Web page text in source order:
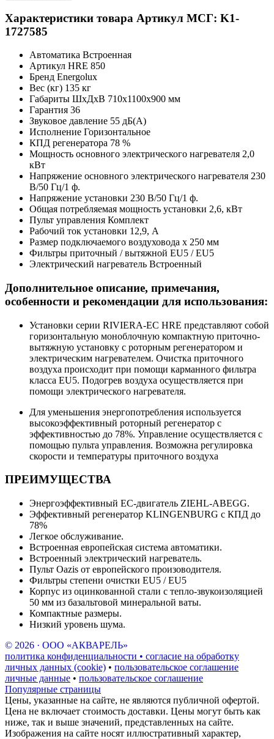
Характеристики товара Артикул МСГ: K1-
1727585
Автоматика Встроенная
Артикул HRE 850
Бренд Energolux
Вес (кг) 135 кг
Габариты ШхДхВ 710х1100х900 мм
Гарантия 36
Звуковое давление 55 дБ(А)
Исполнение Горизонтальное
КПД регенератора 78 %
Мощность основного электрического нагревателя 2,0
кВт
Напряжение основного электрического нагревателя 230
В/50 Гц/1 ф.
Напряжение установки 230 В/50 Гц/1 ф.
Общая потребляемая мощность установки 2,6, кВт
Пульт управления Комплект
Рабочий ток установки 12,9, А
Размер подключаемого воздуховода х 250 мм
Фильтры приточный / вытяжной EU5 / EU5
Электрический нагреватель Встроенный
Дополнительное описание, примечания,
особенности и рекомендации для использования:
Установки серии RIVIERA-EC HRE представляют собой
горизонтальную моноблочную компактную приточно-
вытяжную установку с роторным регенератором и
электрическим нагревателем. Очистка приточного
воздуха происходит при помощи карманного фильтра
класса EU5. Подогрев воздуха осуществляется при
помощи электрического нагревателя.
Для уменьшения энергопотребления используется
высокоэффективный роторный регенератор с
эффективностью до 78%. Управление осуществляется с
помощью пульта управления. Возможна регулировка
скорости и температуры приточного воздуха
ПРЕИМУЩЕСТВА
Энергоэффективный EC-двигатель ZIEHL-ABEGG.
Эффективный регенератор KLINGENBURG с КПД до
78%
Легкое обслуживание.
Встроенная европейская система автоматики.
Встроенный электрический нагреватель.
Пульт Oazis от европейского произоводителя.
Фильтры степени очистки EU5 / EU5
Корпус из оцинкованной стали с тепло-звукоизоляцией
50 мм из базальтовой минеральной ваты.
Компактные размеры.
Низкий уровень шума.
© 2026 · ООО «АКВАРЕЛЬ»
политика конфиденциальности • согласие на обработку
личных данных (cookie) • пользовательское соглашение
личные данные • пользовательское соглашение
Популярные страницы
Цены, указанные на сайте, не являются публичной офертой.
Цена не включает стоимость доставки. Цены могут быть как
ниже, так и выше значений, представленных на сайте.
Изображения на сайте носят иллюстративный характер,